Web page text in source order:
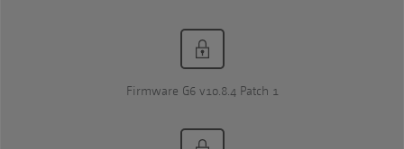
Firmware G6 v10.8.4 Patch 1